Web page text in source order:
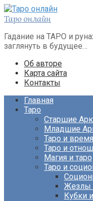
Перейти
к
Таро онлайн
Гадание на ТАРО и
заглянуть в будущее…
Об авторе
Карта сайта
Контакты
Главная
Таро
Старшие
Младшие
Таро и время
Таро и
Магия и таро
Таро и
Жезлы
Кубки